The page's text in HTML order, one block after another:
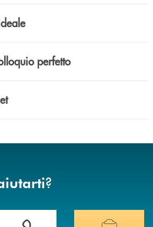
perfetto
?
PRENOTA BANCA
bisogno di assistenza immediata?
Hai bisogno di